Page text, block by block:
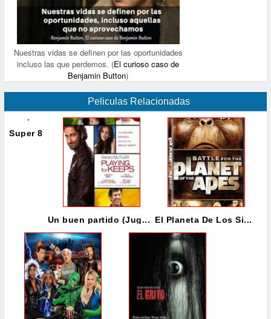
Nuestras vidas se definen por las oportunidades
incluso las que perdemos. (El curioso caso de
Benjamin Button)
Peliculas Relacionadas
Super 8
Un buen partido (Jug... El Planeta De Los Si...